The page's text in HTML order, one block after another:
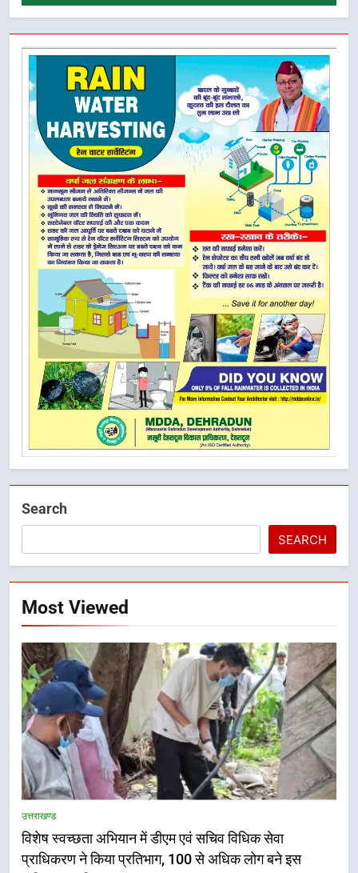
Search
SEARCH
Most Viewed
उत्तराखण्ड
विशेष स्वच्छता अभियान में डीएम एवं सचिव विधिक सेवा
प्राधिकरण ने किया प्रतिभाग, 100 से अधिक लोग बने इस